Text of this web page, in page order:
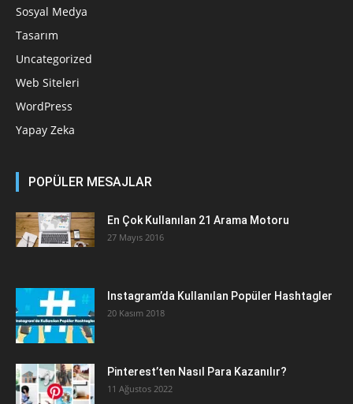
Sosyal Medya
Tasarım
Uncategorized
Web Siteleri
WordPress
Yapay Zeka
POPÜLER MESAJLAR
En Çok Kullanılan 21 Arama Motoru
27 Mayıs 2016
Instagram’da Kullanılan Popüler Hashtagler
20 Kasım 2018
Pinterest’ten Nasıl Para Kazanılır?
11 Ağustos 2022